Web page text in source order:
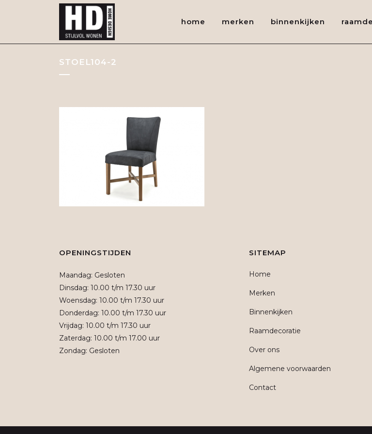
home merken binnenkijken
STOEL104-2
OPENINGSTIJDEN
Maandag: Gesloten
Dinsdag: 10.00 t/m 17.30 uur
Woensdag: 10.00 t/m 17.30 uur
Donderdag: 10.00 t/m 17.30 uur
Vrijdag: 10.00 t/m 17.30 uur
Zaterdag: 10.00 t/m 17.00 uur
Zondag: Gesloten
SITEMAP
Home
Merken
Binnenkijken
Raamdecoratie
Over ons
Algemene voorwaarden
Contact